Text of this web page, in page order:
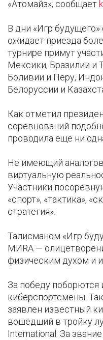
«Атомайз», сообщает
В дни «Игр будущего»
ожидает приезда
турнире примут
Мексики, Бразилии и
Боливии и Перу,
Белоруссии и
Как отметил
соревнований
проводила еще ни
Не имеющий
виртуальную
Участники
«спорт», «тактика»,
стратегия».
Талисманом «Игр
МИRA —
физическим духом и
За победу поборются
киберспортсмены.
заявлен известный
вошедший в тройку
International. За